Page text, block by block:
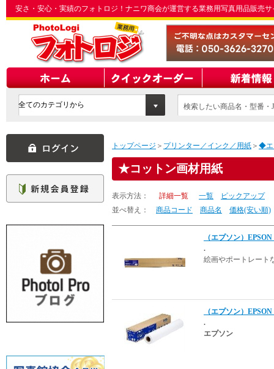
安さ・安心・実績のフォトロジ！ナニワ商会が運営する業務用写真用品販売
検索したい商品名・型番
トップページ ＞ プリンター／インク／用紙 ＞ ◆エ
コットン画材用紙
表示方法： 詳細一覧 一覧
ピックアップ
並べ替え：
商品コード 商品名 価格(安い順)
（エプソン）
.
絵画やポートレート
（エプソン）
.
エプソン